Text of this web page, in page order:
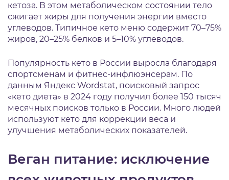
кетоза. В этом метаболическом состоянии тело
сжигает жиры для получения энергии вместо
углеводов. Типичное кето меню содержит 70–75%
жиров, 20–25% белков и 5–10% углеводов.
Популярность кето в России выросла благодаря
спортсменам и фитнес-инфлюэнсерам. По
данным Яндекс Wordstat, поисковый запрос
«кето диета» в 2024 году получил более 150 тысяч
месячных поисков только в России. Много людей
используют кето для коррекции веса и
улучшения метаболических показателей.
Веган питание: исключение